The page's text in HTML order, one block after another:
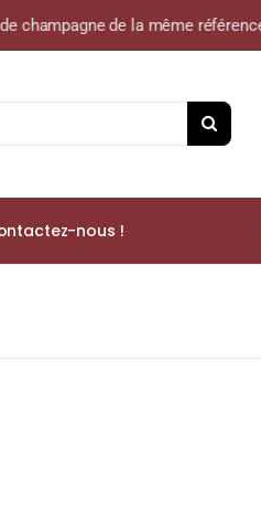
de la même référence
nous !